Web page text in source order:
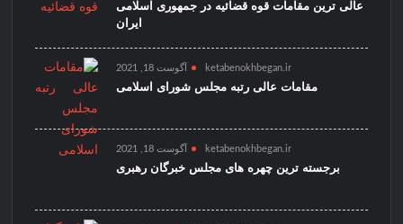
عالی ترین مقامات قوه قضائیه در جمهوری اسلامی
ایران
ketabenokhbegan.ir آگوست 18, 2021
مقامات عالی رتبه مجلس شورای اسلامی
ketabenokhbegan.ir آگوست 18, 2021
برجسته ترین چهره های مجلس خبرگان رهبری